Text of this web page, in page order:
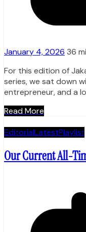
January 4, 2026 36
For this edition of
series, we sat down
entrepreneur, and a
Read More
EditorialLatestPlaylist
Our Current All-